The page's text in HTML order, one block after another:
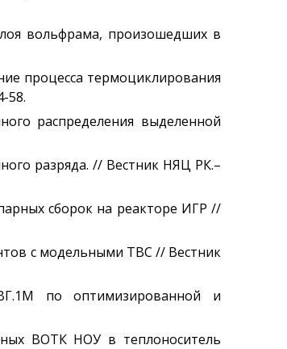
вольфрама, произошедших в
процесса термоциклирования
58.
распределения выделенной
разряда. // Вестник НЯЦ РК.–
сборок на реакторе ИГР //
с модельными ТВС // Вестник
по оптимизированной и
ВОТК НОУ в теплоноситель